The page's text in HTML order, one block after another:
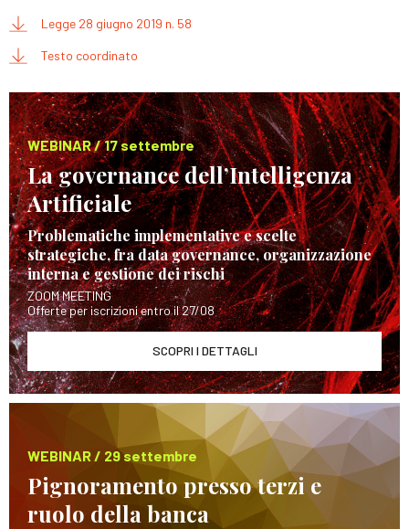
Legge 28 giugno 2019 n. 58
Testo coordinato
WEBINAR / 17 settembre
La governance dell’Intelligenza
Artificiale
Problematiche implementative e scelte
strategiche, fra data governance, organizzazione
interna e gestione dei rischi
ZOOM MEETING
Offerte per iscrizioni entro il 27/08
SCOPRI I DETTAGLI
WEBINAR / 29 settembre
Pignoramento presso terzi e
ruolo della banca